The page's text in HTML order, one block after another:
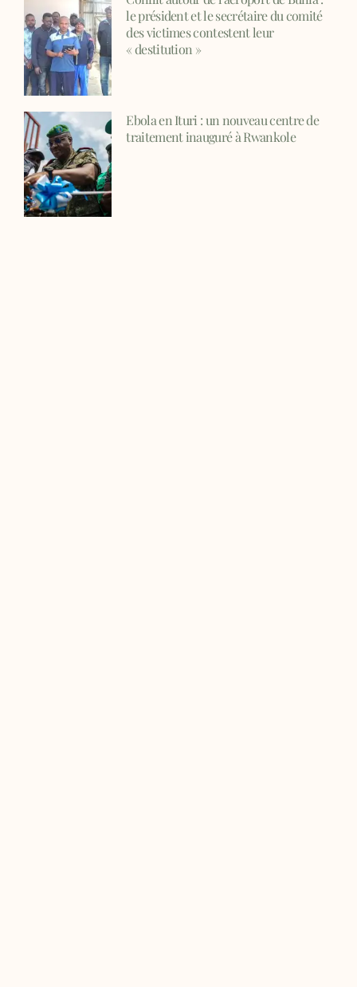
le président et le secrétaire du comité
des victimes contestent leur
« destitution »
Ebola en Ituri : un nouveau centre de
traitement inauguré à Rwankole